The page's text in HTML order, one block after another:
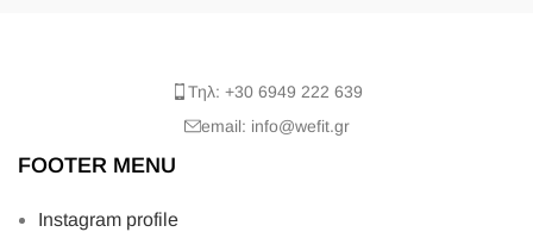
Τηλ: +30 6949 222 639
email: info@wefit.gr
FOOTER MENU
Instagram profile